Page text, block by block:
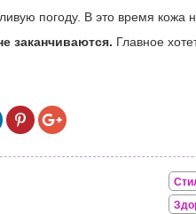
погоду. В это время кожа
заканчиваются. Главное